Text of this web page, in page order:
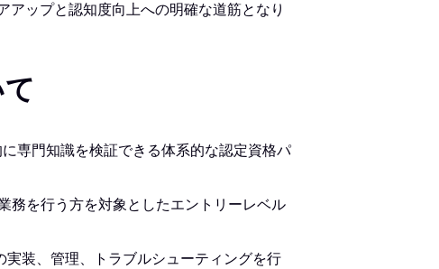
ップと認知度向上への明確な道筋となり
専門知識を検証できる体系的な認定資格パ
を行う方を対象としたエントリーレベル
装、管理、トラブルシューティングを行